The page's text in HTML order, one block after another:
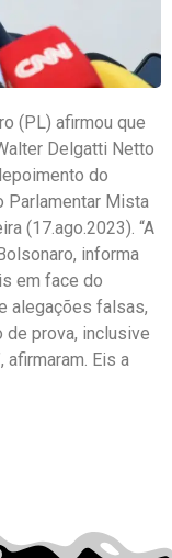
(PL) afirmou que
Delgatti Netto
do
Parlamentar Mista
(17.ago.2023). “A
informa
em face do
alegações falsas,
prova, inclusive
afirmaram. Eis a